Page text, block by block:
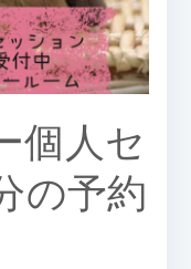
ル
ー
ム
個人セ
の予約